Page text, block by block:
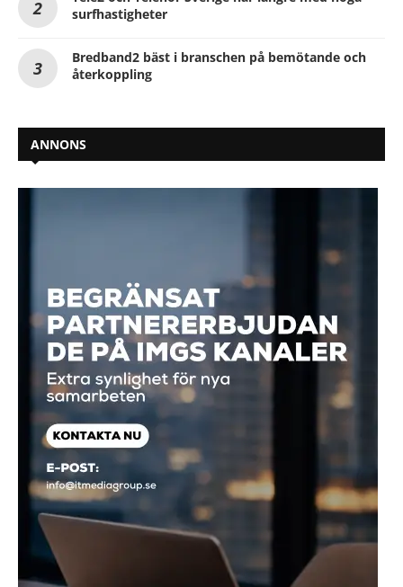
surfhastigheter
Bredband2 bäst i branschen på bemötande och
återkoppling
ANNONS